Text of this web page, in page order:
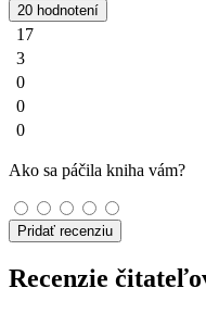
20 hodnotení
17
3
0
0
0
Ako sa páčila kniha vám?
Pridať recenziu
Recenzie